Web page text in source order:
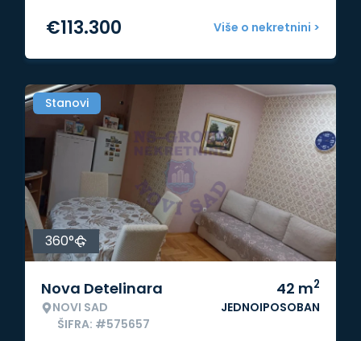
Više o nekretnini >
€113.300
Stanovi
360°
Nova Detelinara
NOVI SAD
ŠIFRA: #575657
42 m2
JEDNOIPOSOBAN